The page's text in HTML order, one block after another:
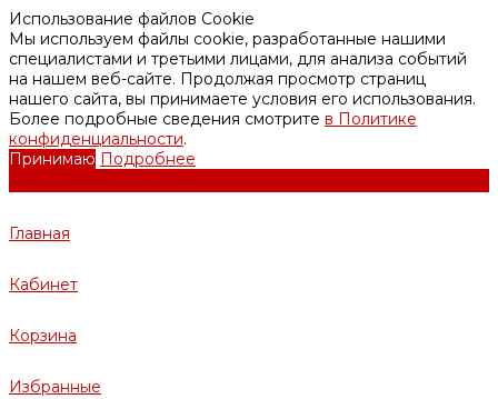
Использование файлов Cookie
Мы используем файлы cookie, разработанные нашими
специалистами и третьими лицами, для анализа событий
на нашем веб-сайте. Продолжая просмотр страниц
нашего сайта, вы принимаете условия его использования.
Более подробные сведения смотрите в Политике
конфиденциальности.
Принимаю Подробнее
Главная
Кабинет
Корзина
Избранные